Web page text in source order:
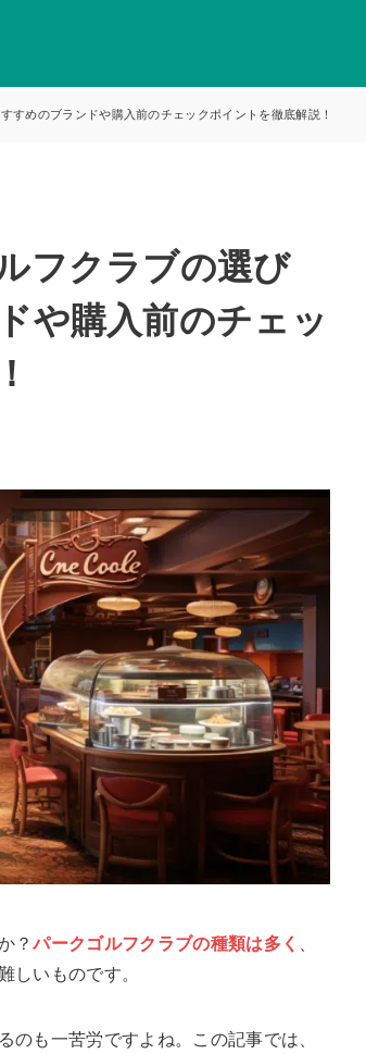
すめのブランドや購入前のチェックポイントを徹底解説！
フクラブの選び
や購入前のチェッ
？パークゴルフクラブの種類は多く
しいものです。
のも一苦労ですよね。この記事では、